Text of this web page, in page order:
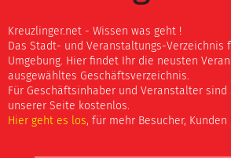
Kreuzlinger.net - Wissen was geht !
Das Stadt- und Veranstaltungs-Verzeichnis
Umgebung. Hier findet Ihr die neusten
ausgewähltes Geschäftsverzeichnis.
Für Geschäftsinhaber und Veranstalter
unserer Seite kostenlos.
Hier geht es los, für mehr Besucher, Kunden